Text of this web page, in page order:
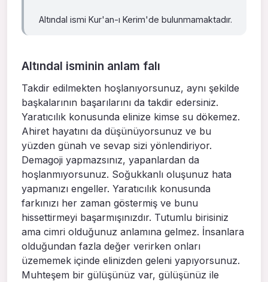
Altındal ismi Kur'an-ı Kerim'de bulunmamaktadır.
Altındal isminin anlam falı
Takdir edilmekten hoşlanıyorsunuz, aynı şekilde
başkalarının başarılarını da takdir edersiniz.
Yaratıcılık konusunda elinize kimse su dökemez.
Ahiret hayatını da düşünüyorsunuz ve bu
yüzden günah ve sevap sizi yönlendiriyor.
Demagoji yapmazsınız, yapanlardan da
hoşlanmıyorsunuz. Soğukkanlı oluşunuz hata
yapmanızı engeller. Yaratıcılık konusunda
farkınızı her zaman göstermiş ve bunu
hissettirmeyi başarmışınızdır. Tutumlu birisiniz
ama cimri olduğunuz anlamına gelmez. İnsanlara
olduğundan fazla değer verirken onları
üzememek içinde elinizden geleni yapıyorsunuz.
Muhteşem bir gülüşünüz var, gülüşünüz ile